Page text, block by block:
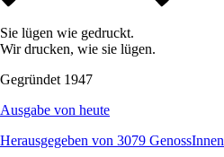
Sie lügen wie gedruckt.
Wir drucken, wie sie lügen.
Gegründet 1947
Ausgabe von heute
Herausgegeben von 3079 GenossInnen